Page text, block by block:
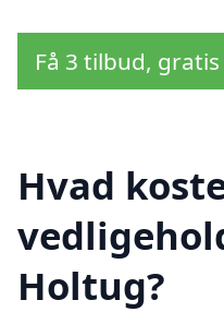
Få 3 tilbud,
Hvad
Holtug?